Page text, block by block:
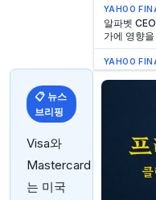
📋 뉴스
브리핑
Visa와
Mastercard
는 미국
YAHOO
알파벳
가에 영향
YAHOO
트, 해고율
YAHOO
제이미 다